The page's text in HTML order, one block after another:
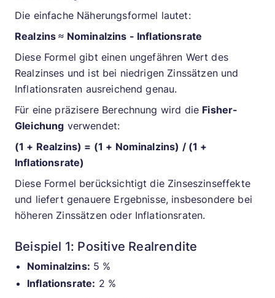
Die einfache Näherungsformel lautet:
Realzins ≈ Nominalzins - Inflationsrate
Diese Formel gibt einen ungefähren Wert des
Realzinses und ist bei niedrigen Zinssätzen und
Inflationsraten ausreichend genau.
Für eine präzisere Berechnung wird die Fisher-
Gleichung verwendet:
(1 + Realzins) = (1 + Nominalzins) / (1 +
Inflationsrate)
Diese Formel berücksichtigt die Zinseszinseffekte
und liefert genauere Ergebnisse, insbesondere bei
höheren Zinssätzen oder Inflationsraten.
Beispiel 1: Positive Realrendite
Nominalzins: 5 %
Inflationsrate: 2 %